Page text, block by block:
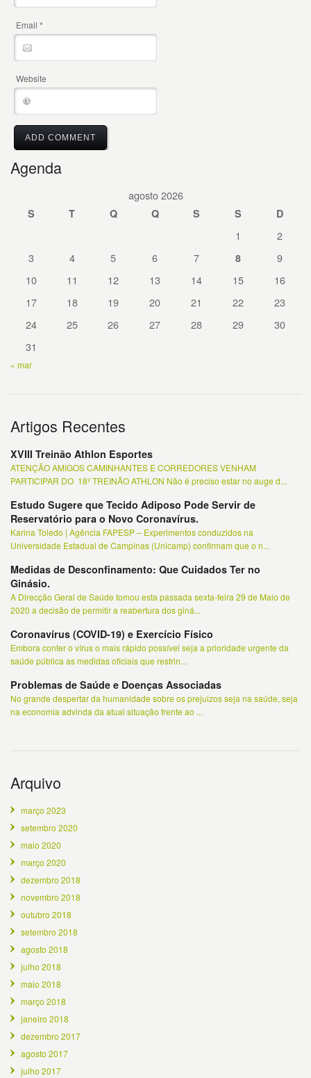
Email *
Website
Agenda
agosto 2026
S T Q Q S S D
1
2
3
4 5 6 7 8
9
10
11 12 13 14 15
16
17
18 19 20 21 22
23
24
25 26 27 28 29
30
31
« mar
Artigos Recentes
XVIII Treinão Athlon Esportes
ATENÇÃO AMIGOS CAMINHANTES E CORREDORES VENHAM
PARTICIPAR DO 18º TREINÃO ATHLON Não é preciso estar no auge d...
Estudo Sugere que Tecido Adiposo Pode Servir de
Reservatório para o Novo Coronavírus.
Karina Toledo | Agência FAPESP – Experimentos conduzidos na
Universidade Estadual de Campinas (Unicamp) confirmam que o n...
Medidas de Desconfinamento: Que Cuidados Ter no
Ginásio.
A Direcção Geral de Saúde tomou esta passada sexta-feira 29 de Maio de
2020 a decisão de permitir a reabertura dos giná...
Coronavírus (COVID-19) e Exercício Físico
Embora conter o vírus o mais rápido possível seja a prioridade urgente da
saúde pública as medidas oficiais que restrin...
Problemas de Saúde e Doenças Associadas
No grande despertar da humanidade sobre os prejuizos seja na saúde, seja
na economia advinda da atual situação frente ao ...
Arquivo
março 2023
setembro 2020
maio 2020
março 2020
dezembro 2018
novembro 2018
outubro 2018
setembro 2018
agosto 2018
julho 2018
maio 2018
março 2018
janeiro 2018
dezembro 2017
agosto 2017
julho 2017